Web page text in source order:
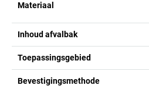
Materiaal
Inhoud afvalbak
Toepassingsgebied
Bevestigingsmethode